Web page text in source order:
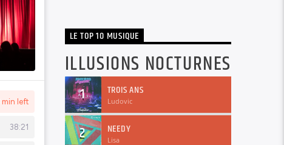
LE TOP 10 MUSIQUE
ILLUSIONS NOCTURNES
1 TROIS ANS
Ludovic
2 NEEDY
Lisa